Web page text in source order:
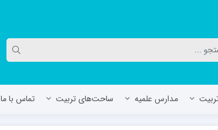
مدارس علمیه ساحت‌های تربیت تماس با ما